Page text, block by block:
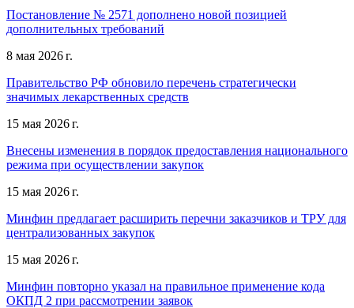
Постановление № 2571 дополнено новой позицией
дополнительных требований
8 мая 2026 г.
Правительство РФ обновило перечень стратегически
значимых лекарственных средств
15 мая 2026 г.
Внесены изменения в порядок предоставления национального
режима при осуществлении закупок
15 мая 2026 г.
Минфин предлагает расширить перечни заказчиков и ТРУ для
централизованных закупок
15 мая 2026 г.
Минфин повторно указал на правильное применение кода
ОКПД 2 при рассмотрении заявок